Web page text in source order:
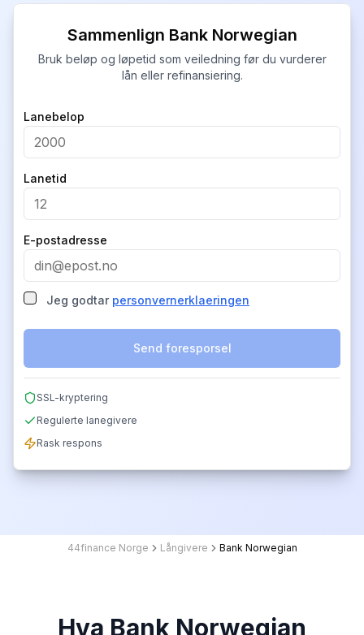
Sammenlign Bank Norwegian
Bruk beløp og løpetid som veiledning før du vurderer
lån eller refinansiering.
Company
Lanebelop
Lanetid
E-postadresse
Jeg godtar personvernerklaeringen
Send foresporsel
SSL-kryptering
Regulerte lanegivere
Rask respons
44finance Norge Långivere Bank Norwegian
Hva Bank Norwegian